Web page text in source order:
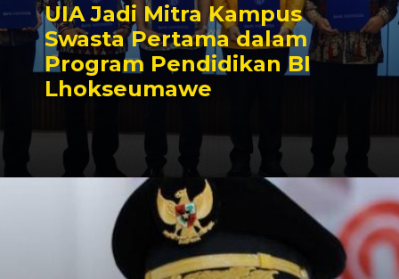
UIA Jadi Mitra Kampus
Swasta Pertama dalam
Program Pendidikan BI
Lhokseumawe